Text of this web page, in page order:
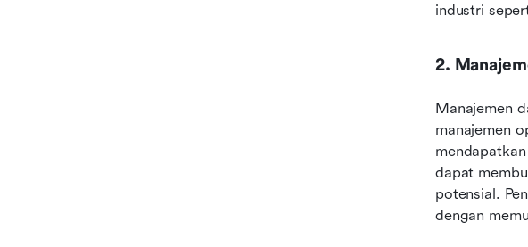
industri
2.
Manajemen
manajemen
dapat
potensial.
dengan